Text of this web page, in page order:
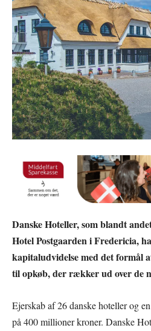
Danske Hoteller, som blandt
Hotel Postgaarden i Fredericia,
kapitaludvidelse med det formål
til opkøb, der rækker ud over de
Ejerskab af 26 danske hoteller og
på 400 millioner kroner. Danske